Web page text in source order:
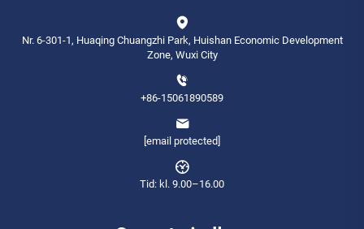
Nr. 6-301-1, Huaqing Chuangzhi Park, Huishan Economic Development
Zone, Wuxi City
+86-15061890589
[email protected]
Tid: kl. 9.00–16.00